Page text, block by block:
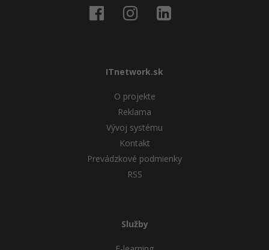
ITnetwork.sk
O projekte
Reklama
Vývoj systému
Kontakt
Prevádzkové podmienky
RSS
Služby